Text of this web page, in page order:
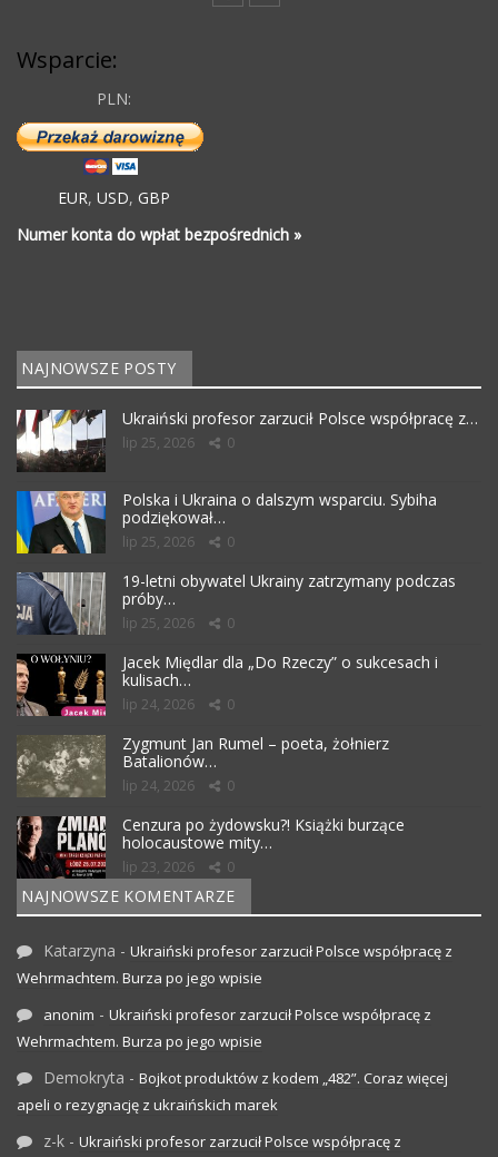
Wsparcie:
PLN:
EUR, USD, GBP
Numer konta do wpłat bezpośrednich »
NAJNOWSZE POSTY
Ukraiński profesor zarzucił Polsce współpracę z…
lip 25, 2026 0
Polska i Ukraina o dalszym wsparciu. Sybiha
podziękował…
lip 25, 2026 0
19-letni obywatel Ukrainy zatrzymany podczas
próby…
lip 25, 2026 0
Jacek Międlar dla „Do Rzeczy” o sukcesach i
kulisach…
lip 24, 2026 0
Zygmunt Jan Rumel – poeta, żołnierz
Batalionów…
lip 24, 2026 0
Cenzura po żydowsku?! Książki burzące
holocaustowe mity…
lip 23, 2026 0
NAJNOWSZE KOMENTARZE
Katarzyna - Ukraiński profesor zarzucił Polsce współpracę z
Wehrmachtem. Burza po jego wpisie
anonim - Ukraiński profesor zarzucił Polsce współpracę z
Wehrmachtem. Burza po jego wpisie
Demokryta - Bojkot produktów z kodem „482”. Coraz więcej
apeli o rezygnację z ukraińskich marek
z-k - Ukraiński profesor zarzucił Polsce współpracę z